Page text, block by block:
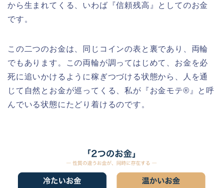
から生まれてくる、いわば『信頼残高』としてのお金
です。
この二つのお金は、同じコインの表と裏であり、両輪
でもあります。この両輪が調ってはじめて、お金を必
死に追いかけるように稼ぎつづける状態から、人を通
じて自然とお金が巡ってくる、私が『お金モテ®』と呼
んでいる状態にたどり着けるのです。